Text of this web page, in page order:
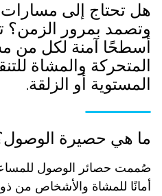
هل تحتاج إلى مسارات
وتصمد بمرور الزمن؟
أسطحًا آمنة لكل من
المتحركة والمشاة
المستوية أو الزلقة.
ما هي حصيرة
صُممت حصائر الوصول
أمانًا للمشاة والأشخاص من